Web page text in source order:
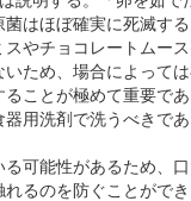
はほぼ確実に死滅する
やチョコレートムー
ため、場合によって
ことが極めて重要であ
用洗剤で洗うべきで
可能性があるため、
るのを防ぐことができ